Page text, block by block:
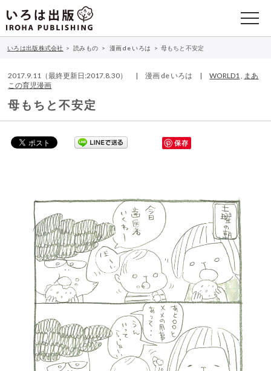
いろは出版株式会社 > 読みもの > 漫画 de いろは > 母もちと不安定
2017.9.11（最終更新日:2017.8.30） | 漫画 de いろは |WORLD1, まあ
この育児漫画
母もちと不安定
保存